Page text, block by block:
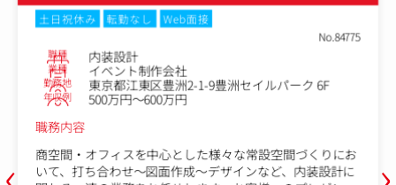
土日祝休み 転勤なし
Web面接
No.84777
職種 デザイナー
業種 イベント制作会社
勤務地 東京都江東区豊洲2-1-9豊洲セイルパーク 6F
年収例
500万円～600万円
職務内容
展示会・イベントを中心とした様々な空間づくりにおい
て、打ち合わせ～図面作成～デザイン～プレゼンなど、空